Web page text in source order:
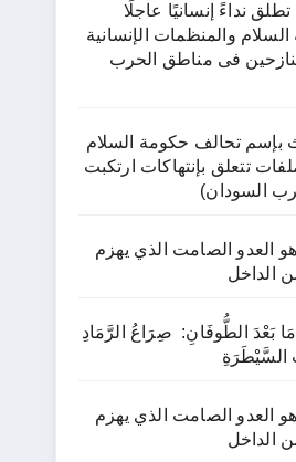
نداءً إنسانيًا عاجلًا
والمنظمات الإنسانية
فى مناطق الحرب
بإسم تحالف حكومة السلام
تتعلق بإنتهاكات ارتكبت
السودان)
هو العدو الصامت الذي يهزم
الداخل
بَعْدَ الطُّوفَانِ: صِرَاعُ الرَّمَادِ
السَّيْطَرَةِ
هو العدو الصامت الذي يهزم
الداخل